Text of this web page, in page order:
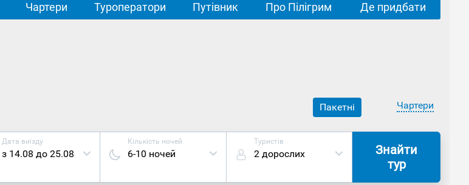
Чартери Туроператори Путівник Про Пілігрим Де придбати
Пакетні Чартери
Дата виїзду
з 14.08 до 25.08
Кількість ночей
6-10 ночей
Туристів
2 дорослих
Знайти
тур